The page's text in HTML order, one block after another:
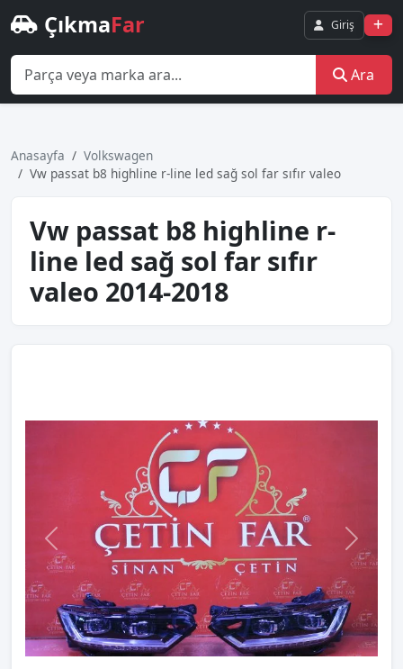
ÇıkmaFar Giriş
Ara
Anasayfa
Volkswagen
Vw passat b8 hi̇ghli̇ne r-li̇ne led sağ sol far sıfır valeo
Vw passat b8 hi̇ghli̇ne r-
li̇ne led sağ sol far sıfır
valeo 2014-2018